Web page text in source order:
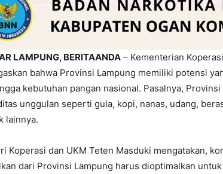
LAMPUNG, BERITAANDA – Kementerian
bahwa Provinsi Lampung memiliki potensi
kebutuhan pangan nasional. Pasalnya,
unggulan seperti gula, kopi, nanas, udang,
lainnya.
Koperasi dan UKM Teten Masduki mengatakan,
dari Provinsi Lampung harus dioptimalkan